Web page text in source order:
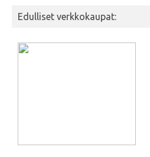
Edulliset verkkokaupat: